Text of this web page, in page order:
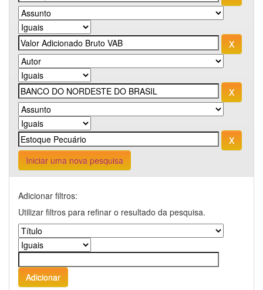
Iniciar uma nova pesquisa
Adicionar filtros:
Utilizar filtros para refinar o resultado da pesquisa.